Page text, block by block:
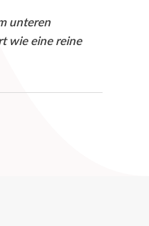
unteren
wie eine reine